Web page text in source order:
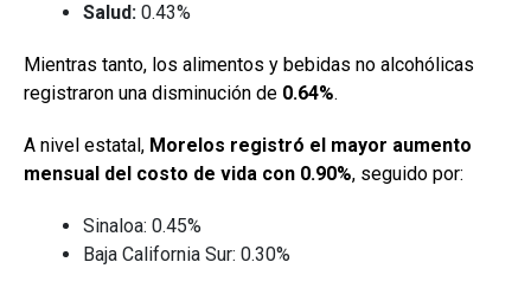
Salud: 0.43%
Mientras tanto, los alimentos y bebidas no alcohólicas
registraron una disminución de 0.64%.
A nivel estatal, Morelos registró el mayor aumento
mensual del costo de vida con 0.90%, seguido por:
Sinaloa: 0.45%
Baja California Sur: 0.30%